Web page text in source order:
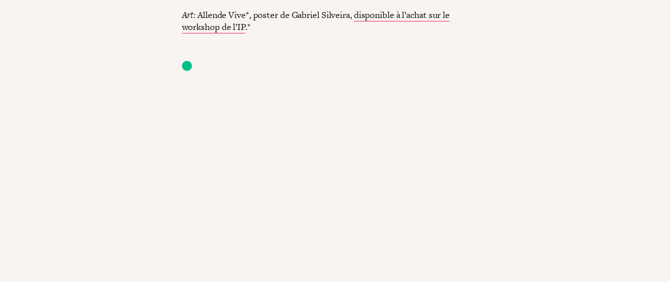
Art:Allende Vive*, poster de Gabriel Silveira,disponible à l’achat sur le
workshop de l’IP.*